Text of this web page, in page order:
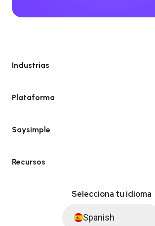
Industrias
Plataforma
Saysimple
Recursos
Selecciona tu idioma
Spanish